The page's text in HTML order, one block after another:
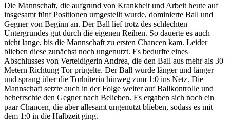
Die Mannschaft, die aufgrund von Krankheit und Arbeit heute auf
insgesamt fünf Positionen umgestellt wurde, dominierte Ball und
Gegner von Beginn an. Der Ball lief trotz des schlechten
Untergrundes gut durch die eigenen Reihen. So dauerte es auch
nicht lange, bis die Mannschaft zu ersten Chancen kam. Leider
blieben diese zunächst noch ungenutzt. Es bedurfte eines
Abschlusses von Verteidigerin Andrea, die den Ball aus mehr als 30
Metern Richtung Tor prügelte. Der Ball wurde länger und länger
und sprang über die Torhüterin hinweg zum 1:0 ins Netz. Die
Mannschaft setzte auch in der Folge weiter auf Ballkontrolle und
beherrschte den Gegner nach Belieben. Es ergaben sich noch ein
paar Chancen, die aber allesamt ungenutzt blieben, sodass es mit
dem 1:0 in die Halbzeit ging.